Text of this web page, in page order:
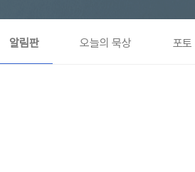
알림판 오늘의 묵상 포토